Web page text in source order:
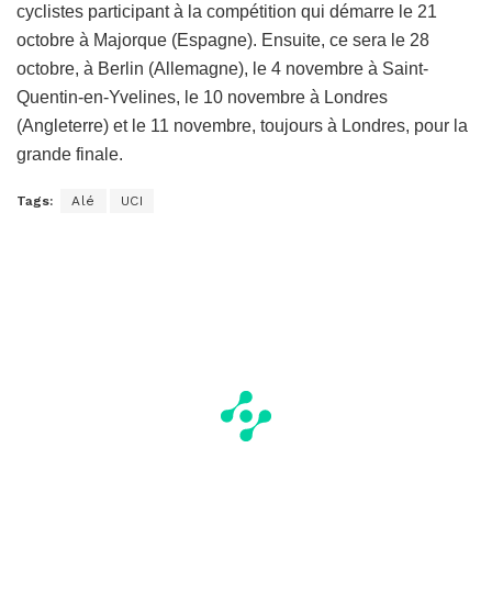
cyclistes participant à la compétition qui démarre le 21
octobre à Majorque (Espagne). Ensuite, ce sera le 28
octobre, à Berlin (Allemagne), le 4 novembre à Saint-
Quentin-en-Yvelines, le 10 novembre à Londres
(Angleterre) et le 11 novembre, toujours à Londres, pour la
grande finale.
Tags: Alé UCI